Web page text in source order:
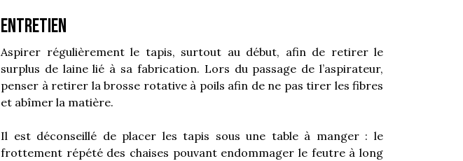
Entretien
Aspirer régulièrement le tapis, surtout au début, afin de retirer le
surplus de laine lié à sa fabrication. Lors du passage de l’aspirateur,
penser à retirer la brosse rotative à poils afin de ne pas tirer les fibres
et abîmer la matière.
Il est déconseillé de placer les tapis sous une table à manger : le
frottement répété des chaises pouvant endommager le feutre à long